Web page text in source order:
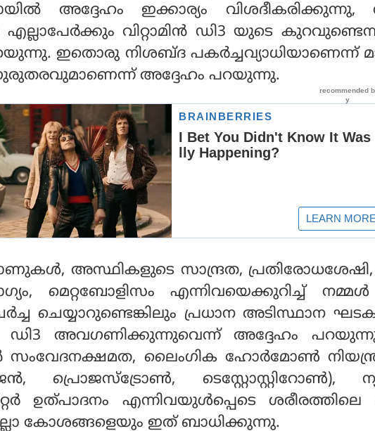
അദ്ദേഹം ഇക്കാര്യം വിശദീകരിക്കുന്നു,
വിറ്റാമിന്‍ ഡി3 യുടെ
ഇതൊരു നിശബ്ദ പകര്‍ച്ചവ്യാധിയാണെന്ന്
അദ്ദേഹം പറയുന്നു.
അസ്ഥികളുടെ സാന്ദ്രത, പ്രതിരോധശേഷി,
മെറ്റബോളിസം എന്നിവയെക്കുറിച്ച്
ചെയ്യാറുണ്ടെങ്കിലും പ്രധാന അടിസ്ഥാന
ഡി3 അവഗണിക്കുന്നുവെന്ന് അദ്ദേഹം
ലൈംഗിക ഹോര്‍മോണ്‍
പ്രൊജസ്‌ട്രോണ്‍, ടെസ്റ്റോസ്റ്റിറോണ്‍),
ഉത്പാദനം എന്നിവയുള്‍പ്പെടെ ശരീരത്തിലെ
കോശങ്ങളെയും ഇത് ബാധിക്കുന്നു.